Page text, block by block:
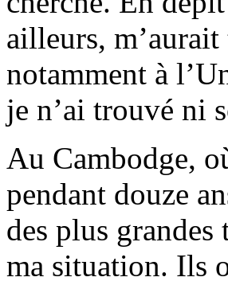
ailleurs,
notamment à
je n’ai trouvé ni
Au Cambodge,
pendant douze
des plus
ma situation. Ils